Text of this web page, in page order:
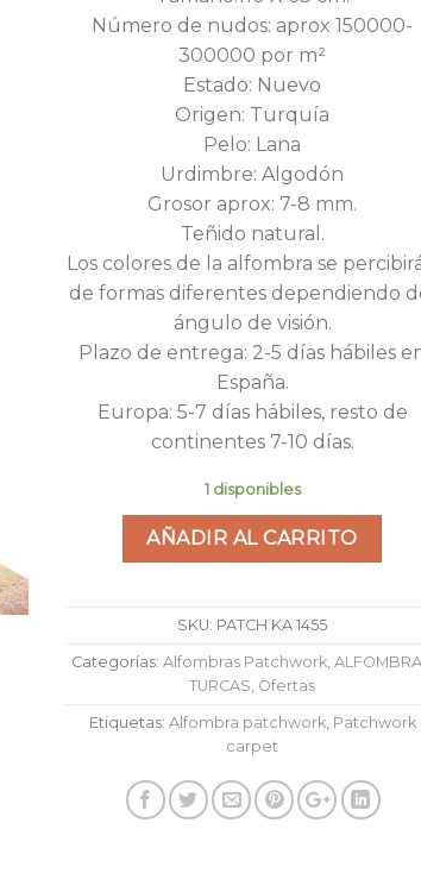
200,00€.
Número de nudos: aprox 150000-
300000 por m²
Estado: Nuevo
Origen: Turquía
Pelo: Lana
Urdimbre: Algodón
Grosor aprox: 7-8 mm.
Teñido natural.
Los colores de la alfombra se
de formas diferentes dependiendo
ángulo de visión.
Plazo de entrega: 2-5 días hábiles
España.
Europa: 5-7 días hábiles, resto de
continentes 7-10 días.
1 disponibles
AÑADIR AL CARRITO
SKU: PATCH KA 1455
Categorías: Alfombras Patchwork
TURCAS Ofertas
Etiquetas: Alfombra patchwork, Patchwork
carpet